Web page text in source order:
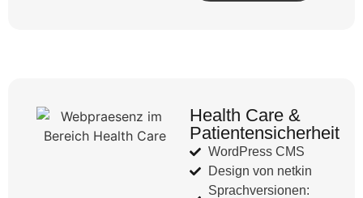
Health Care &
Patientensicherheit
WordPress CMS
Design von netkin
Sprachversionen: